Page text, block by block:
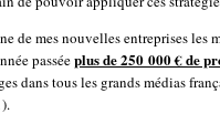
de mes nouvelles entreprises les
passéeplus de 250 000 € de
dans tous les grands médias